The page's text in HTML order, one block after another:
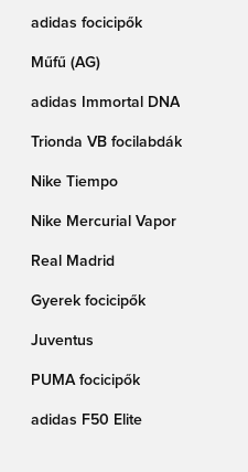
adidas focicipők
Műfű (AG)
adidas Immortal DNA
Trionda VB focilabdák
Nike Tiempo
Nike Mercurial Vapor
Real Madrid
Gyerek focicipők
Juventus
PUMA focicipők
adidas F50 Elite